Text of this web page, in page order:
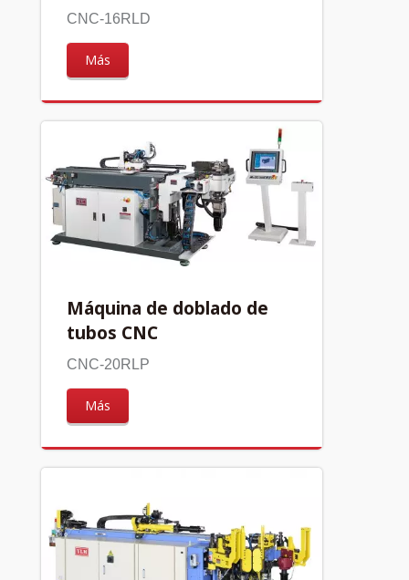
CNC-16RLD
Más
Máquina de doblado de
tubos CNC
CNC-20RLP
Más